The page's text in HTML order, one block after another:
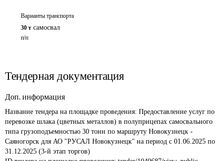
Варианты транспорта
30 т самосвал
п/п
Тендерная документация
Доп. информация
Название тендера на площадке проведения: Предоставление услуг по
перевозке шлака (цветных металлов) в полуприцепах самосвального
типа грузоподъемностью 30 тонн по маршруту Новокузнецк -
Саяногорск для АО "РУСАЛ Новокузнецк" на период с 01.06.2025 по
31.12.2025 (3-й этап торгов)